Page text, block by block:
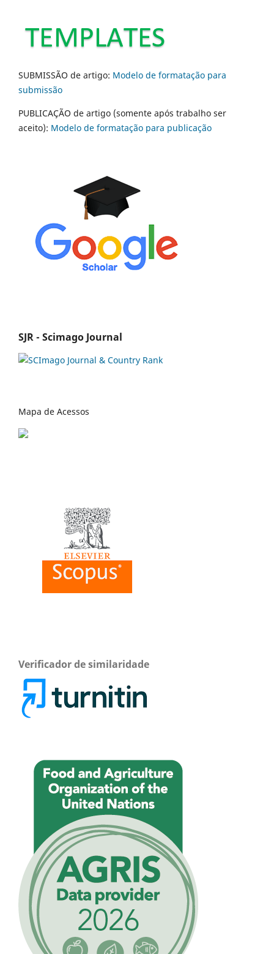
SUBMISSÃO de artigo: Modelo de formatação para
submissão
PUBLICAÇÃO de artigo (somente após trabalho ser
aceito): Modelo de formatação para publicação
SJR - Scimago Journal
Mapa de Acessos
Verificador de similaridade